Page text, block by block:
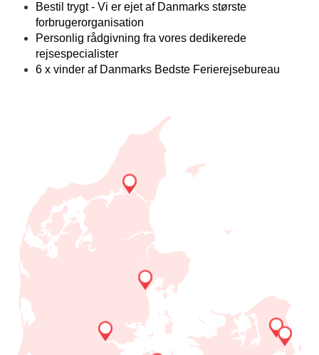
Bestil trygt - Vi er ejet af Danmarks største
forbrugerorganisation
Personlig rådgivning fra vores dedikerede
rejsespecialister
6 x vinder af Danmarks Bedste Ferierejsebureau